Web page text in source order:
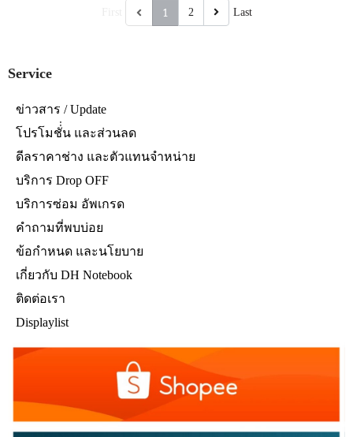
1 2 Last
Service
ข่าวสาร / Update
โปรโมชั่่น และส่วนลด
ดีลราคาช่าง และตัวแทนจำหน่าย
บริการ Drop OFF
บริการซ่อม อัพเกรด
คำถามที่พบบ่อย
ข้อกำหนด และนโยบาย
เกี่ยวกับ DH Notebook
ติดต่อเรา
Displaylist